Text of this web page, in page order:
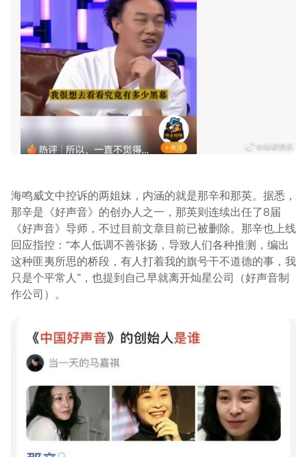
海鸣威文中控诉的两姐妹，内涵的就是那辛和那英。据悉，
那辛是《好声音》的创办人之一，那英则连续出任了8届
《好声音》导师，不过目前文章目前已被删除。那辛也上线
回应指控：“本人低调不善张扬，导致人们各种推测，编出
这种匪夷所思的桥段，有人打着我的旗号干不道德的事，我
只是个平常人”，也提到自己早就离开灿星公司（好声音制
作公司）。